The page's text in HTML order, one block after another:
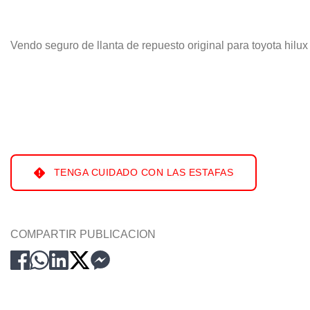
Vendo seguro de llanta de repuesto original para toyota hilux
TENGA CUIDADO CON LAS ESTAFAS
COMPARTIR PUBLICACION